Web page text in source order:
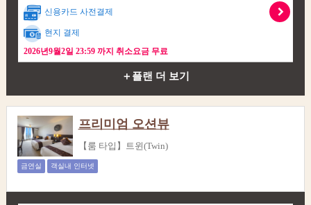
신용카드 사전결제
현지 결제
2026년9월2일 23:59 까지 취소요금 무료
＋플랜 더 보기
프리미엄 오션뷰
【룸 타입】트윈(Twin)
금연실 객실내 인터넷